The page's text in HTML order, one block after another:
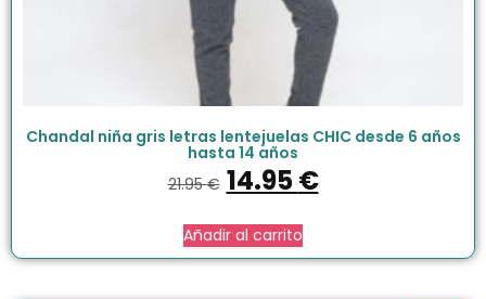
Chandal niña gris letras lentejuelas CHIC desde 6 años
hasta 14 años
21.95€ 14.95€
Añadir al carrito